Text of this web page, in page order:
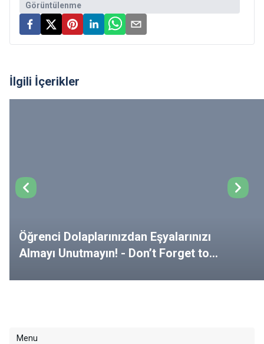
Görüntülenme
İlgili İçerikler
Öğrenci Dolaplarınızdan Eşyalarınızı
Almayı Unutmayın! - Don’t Forget to
Menu